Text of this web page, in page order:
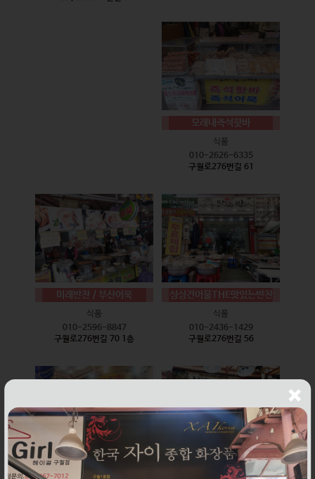
모래내즉석핫바
식품
010-2626-6335
구월로276번길 61
미래반찬 / 부산어묵
식품
010-2596-8847
구월로276번길 70 1층
싱싱건어물THE맛있는반찬
식품
010-2436-1429
구월로276번길 56
웰빙즉석손두부 윤하네건어물